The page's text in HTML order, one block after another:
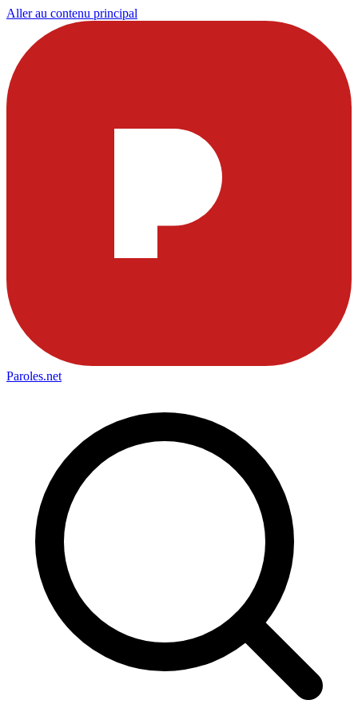
Aller au contenu principal
Paroles.net